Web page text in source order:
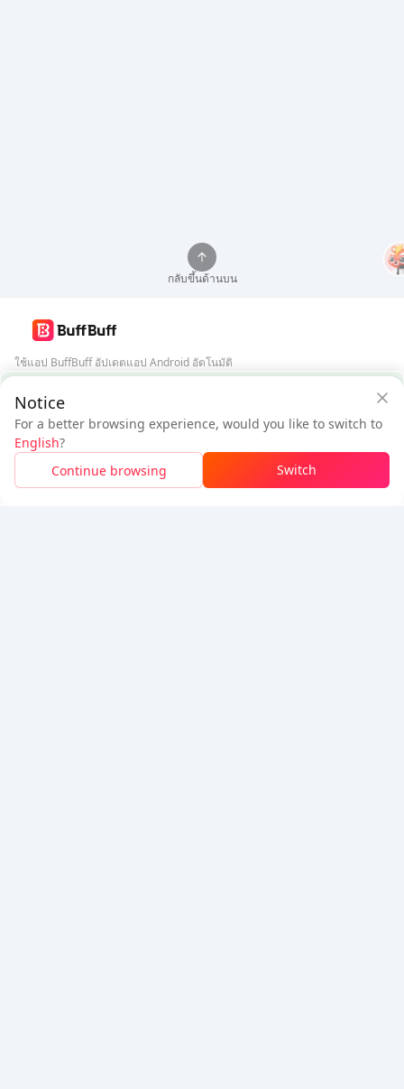
$43.79
ผู้ใช้ใหม่: ลด
$46.97
เข้าสู่ระบบเพื่อรับส่วนลด
Notice
For a better browsing experience, would you like to switch to
English?
Continue browsing
Switch
กลับขึ้นด้านบน
ใช้แอป BuffBuff อัปเดตแอป Android อัตโนมัติ
ติดตามเรา
5% OFF5% OFF